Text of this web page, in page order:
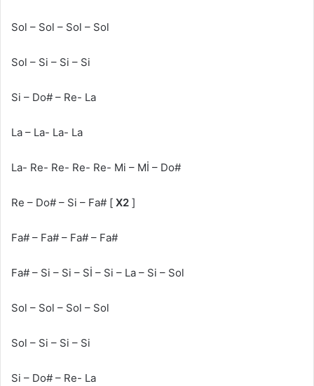
Sol – Sol – Sol – Sol
Sol – Si – Si – Si
Si – Do# – Re- La
La – La- La- La
La- Re- Re- Re- Re- Mi – Mİ – Do#
Re – Do# – Si – Fa# [ X2 ]
Fa# – Fa# – Fa# – Fa#
Fa# – Si – Si – Sİ – Si – La – Si – Sol
Sol – Sol – Sol – Sol
Sol – Si – Si – Si
Si – Do# – Re- La